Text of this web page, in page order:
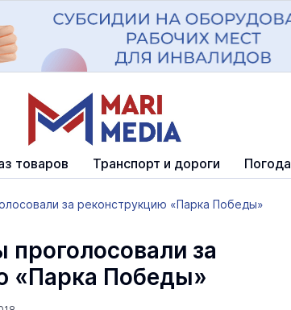
товаров Транспорт и дороги Погода
за реконструкцию «Парка Победы»
за
«Парка Победы»